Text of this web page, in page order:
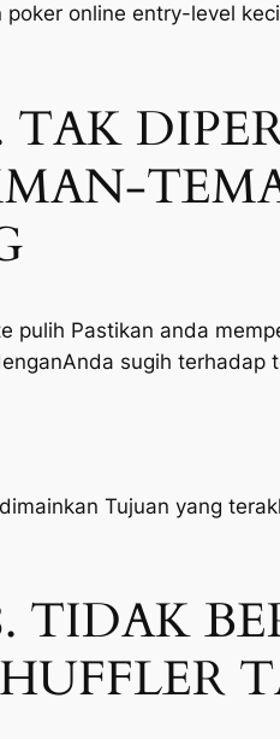
online entry-level
pulih Pastikan anda
sugih terhadap
Tujuan yang
TIDAK